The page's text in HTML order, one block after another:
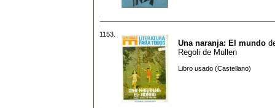
1153.
Una naranja: El mundo
Regoli de Mullen
Libro usado (Castellano)